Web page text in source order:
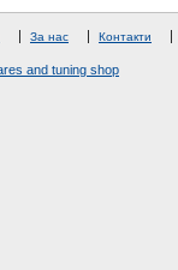
За нас Контакти
and tuning shop